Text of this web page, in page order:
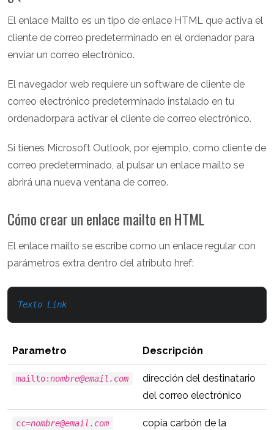
El enlace Mailto es un tipo de enlace HTML que activa el
cliente de correo predeterminado en el ordenador para
enviar un correo electrónico.
El navegador web requiere un software de cliente de
correo electrónico predeterminado instalado en tu
ordenadorpara activar el cliente de correo electrónico.
Si tienes Microsoft Outlook, por ejemplo, como cliente de
correo predeterminado, al pulsar un enlace mailto se
abrirá una nueva ventana de correo.
Cómo crear un enlace mailto en HTML
El enlace mailto se escribe como un enlace regular con
parámetros extra dentro del atributo href:
Texto Link
Parametro Descripción
mailto:nombre@email.com
dirección del destinatario
del correo electrónico
cc=nombre@email.com
copia carbón de la